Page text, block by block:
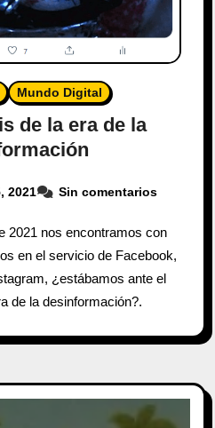
Mundo Digital
de la era de la
2021 Sin comentarios
2021 nos encontramos con
en el servicio de Facebook,
¿estábamos ante el
de la desinformación?.